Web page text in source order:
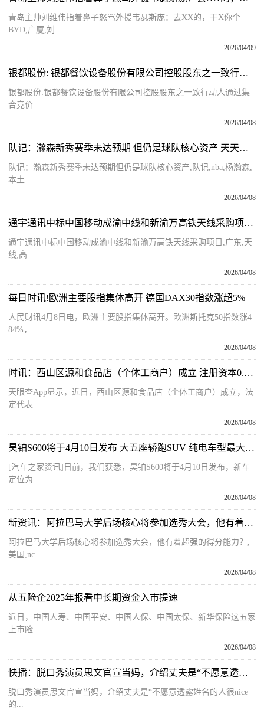
青岛主帅刘维伟指着鼻子怒骂外援韦瑟斯庞：去XX的，干X你个
BYD,广厦,刘
2026/04/09
银都股份: 银都餐饮设备股份有限公司控股股东之一致行动人通过集合竞价减持股份计划的提示性公告 前沿热点
银都股份:银都餐饮设备股份有限公司控股股东之一致行动人通过集
合竞价
2026/04/08
队记：瀚森新秀赛季未达预期 但仍是球队核心资产 天天资讯
队记：瀚森新秀赛季未达预期但仍是球队核心资产,队记,nba,杨瀚森,
本土
2026/04/08
通宇通讯中标中国移动成渝中线和新渝万高铁天线采购项目-短讯
通宇通讯中标中国移动成渝中线和新渝万高铁天线采购项目,广东,天
线,高
2026/04/08
每日时讯!欧洲主要股指集体高开 德国DAX30指数涨超5%
人民财讯4月8日电，欧洲主要股指集体高开。欧洲斯托克50指数涨4
84%，
2026/04/08
时讯：西山区源和食品店（个体工商户）成立 注册资本0.3万人民币
天眼查App显示，近日，西山区源和食品店（个体工商户）成立，法
定代表
2026/04/08
昊铂S600将于4月10日发布 大五座轿跑SUV 纯电车型最大续航800km
[汽车之家资讯]日前，我们获悉，昊铂S600将于4月10日发布，新车
定位为
2026/04/08
新资讯：阿拉巴马大学后场核心将参加选秀大会，他有着超强的得分能力？
阿拉巴马大学后场核心将参加选秀大会，他有着超强的得分能力？,
美国,nc
2026/04/08
从五险企2025年报看中长期资金入市提速
近日，中国人寿、中国平安、中国人保、中国太保、新华保险这五家
上市险
2026/04/08
快播：脱口秀演员思文官宣当妈，介绍丈夫是“不愿意透露姓名的人很nice的普通人”
脱口秀演员思文官宣当妈，介绍丈夫是“不愿意透露姓名的人很nice
的...